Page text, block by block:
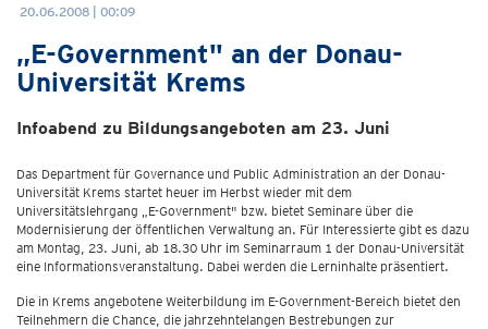
20.06.2008 | 00:09
„E-Government" an der Donau-
Universität Krems
Infoabend zu Bildungsangeboten am 23. Juni
Das Department für Governance und Public Administration an der Donau-
Universität Krems startet heuer im Herbst wieder mit dem
Universitätslehrgang „E-Government" bzw. bietet Seminare über die
Modernisierung der öffentlichen Verwaltung an. Für Interessierte gibt es dazu
am Montag, 23. Juni, ab 18.30 Uhr im Seminarraum 1 der Donau-Universität
eine Informationsveranstaltung. Dabei werden die Lerninhalte präsentiert.
Die in Krems angebotene Weiterbildung im E-Government-Bereich bietet den
Teilnehmern die Chance, die jahrzehntelangen Bestrebungen zur